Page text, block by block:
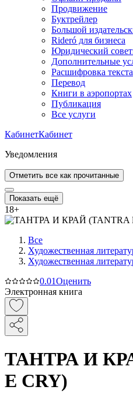
Продвижение
Буктрейлер
Большой
Rideró для бизнеса
Юридический
Дополнительные
Расшифровка текста
Перевод
Книги в аэропортах
Публикация
Все услуги
КабинетКабинет
Уведомления
Отметить все как прочитанные
Показать ещё
18+
Все
Художественная
Художественная
0.01Оценить
Электронная книга
ТАНТРА И
E CRY)